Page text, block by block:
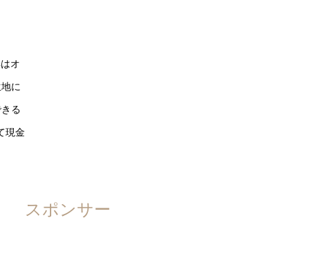
オ
に
る
現金
スポンサー